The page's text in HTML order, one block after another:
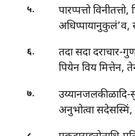
५.
पारप्पत्तो
अधिप्पायानुकुलं’व,
६.
तदा सदा दराचार-
पियेन विय मित्तेन,
७.
अनुभोत्वा सदेसस्मिं,